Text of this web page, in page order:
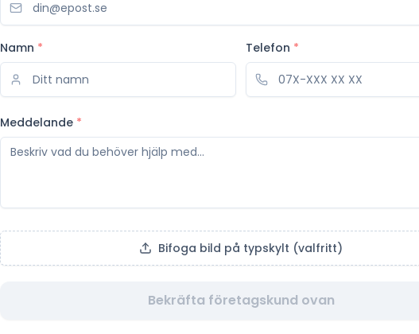
Namn * Telefon *
Meddelande *
Bifoga bild på typskylt (valfritt)
Bekräfta företagskund ovan